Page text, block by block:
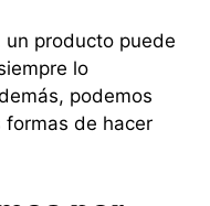
un producto puede
lo
podemos
formas de hacer